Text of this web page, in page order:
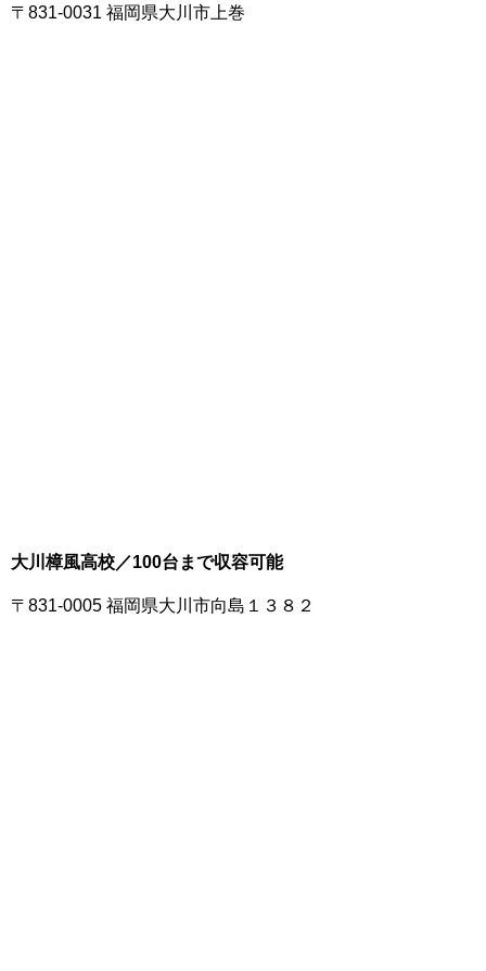
〒831-0031 福岡県大川市上巻
大川樟風高校／100台まで収容可能
〒831-0005 福岡県大川市向島１３８２